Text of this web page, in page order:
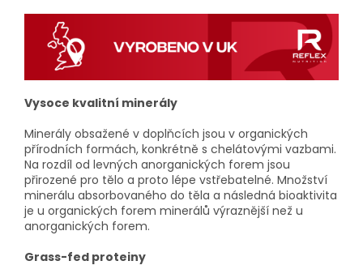
Vysoce kvalitní minerály
Minerály obsažené v doplňcích jsou v organických
přírodních formách, konkrétně s chelátovými vazbami.
Na rozdíl od levných anorganických forem jsou
přirozené pro tělo a proto lépe vstřebatelné. Množství
minerálu absorbovaného do těla a následná bioaktivita
je u organických forem minerálů výraznější než u
anorganických forem.
Grass-fed proteiny